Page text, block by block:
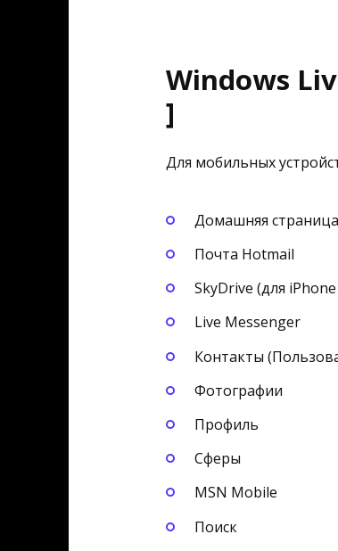
Windows
]
Для мобильных
Домашняя страница
Почта Hotmail
SkyDrive (для
Live Messenger
Контакты
Фотографии
Профиль
Сферы
MSN Mobile
Поиск